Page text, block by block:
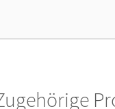
Brüning, Barbara